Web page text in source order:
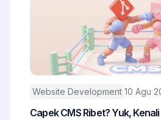
Website Development 10 Agu
Capek CMS Ribet? Yuk,